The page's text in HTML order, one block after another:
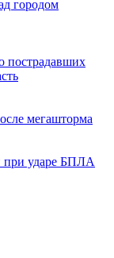
городом
пострадавших
мегашторма
при ударе БПЛА